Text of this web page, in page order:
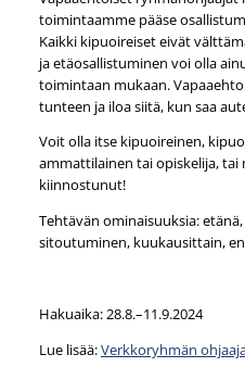
toimintaamme pääse
Kaikki kipuoireiset eivät
ja etäosallistuminen voi olla
toimintaan mukaan.
tunteen ja iloa siitä, kun saa
Voit olla itse kipuoireinen,
ammattilainen tai opiskelija,
kiinnostunut!
Tehtävän ominaisuuksia:
sitoutuminen, kuukausittain,
Hakuaika: 28.8.–11.9.2024
Lue lisää:Verkkoryhmän